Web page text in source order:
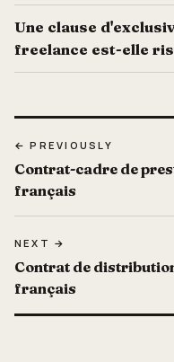
Une clause
freelance est-elle
← PREVIOUSLY
Contrat-cadre de
français
NEXT →
Contrat de
français